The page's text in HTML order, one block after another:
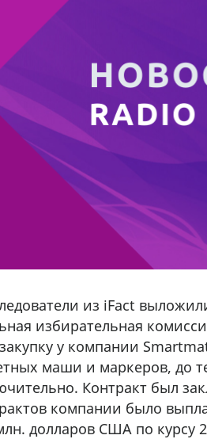
из iFact
избирательная
у компании
маши и маркеров, до
Контракт был
компании было
долларов США по курсу
соль оптом и в розницу в
мешках, 500 22 47 42